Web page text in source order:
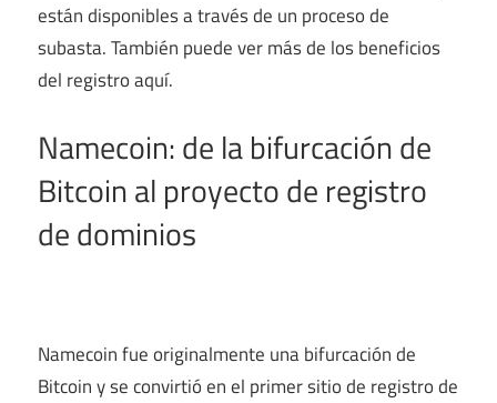
están disponibles a través de un proceso de
subasta. También puede ver más de los beneficios
del registroaquí.
Namecoin: de la bifurcación de
Bitcoin al proyecto de registro
de dominios
Namecoin fue originalmente una bifurcación de
Bitcoin y se convirtió en el primer sitio de registro de